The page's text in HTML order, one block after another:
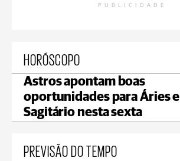
PUBLICIDADE
HORÓSCOPO
Astros apontam boas
oportunidades para Áries e
Sagitário nesta sexta
PREVISÃO DO TEMPO